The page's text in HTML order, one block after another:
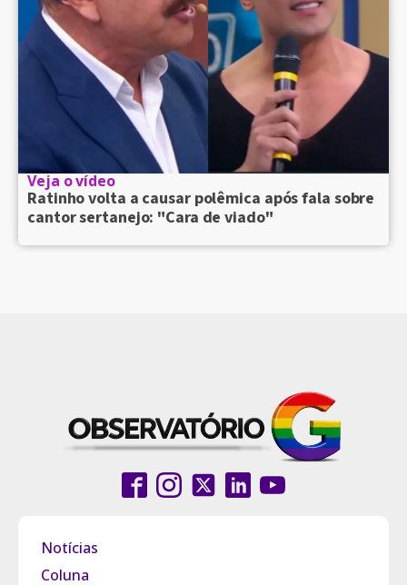
Veja o vídeo
Ratinho volta a causar polêmica após fala sobre
cantor sertanejo: "Cara de viado"
Notícias
Coluna